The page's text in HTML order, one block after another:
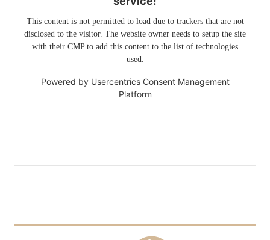
This content is not permitted to load due to trackers that are not
disclosed to the visitor. The website owner needs to setup the site
with their CMP to add this content to the list of technologies
used.
Powered by Usercentrics Consent Management
Platform